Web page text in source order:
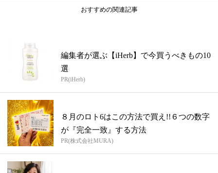
おすすめの関連記事
編集者が選ぶ【iHerb】で今買うべきもの10
選
PR(iHerb)
８月のロト6はこの方法で買え!!６つの数字
が『完全一致』する方法
PR(株式会社MURA)